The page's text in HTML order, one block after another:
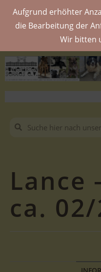
Aufgrund erhöhter
die Bearbeitung der
Wir bitten
Lance
ca.